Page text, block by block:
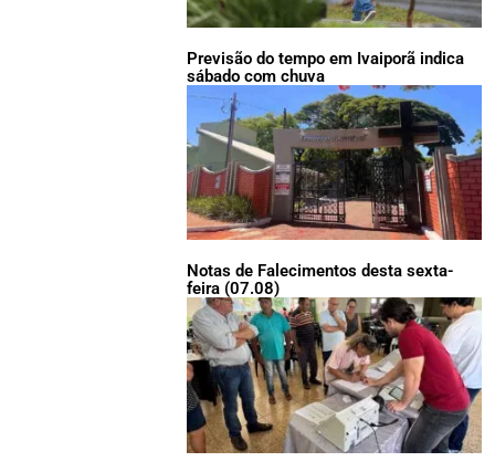
Previsão do tempo em Ivaiporã indica
sábado com chuva
Notas de Falecimentos desta sexta-
feira (07.08)